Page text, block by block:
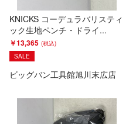
KNICKS コーデュラバリスティ
ック生地ペンチ・ドライ...
￥13,365
SALE
ビッグバン工具館旭川末広店